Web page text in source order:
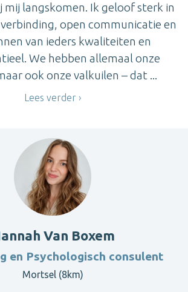
mij langskomen. Ik geloof sterk in
open communicatie en
van ieders kwaliteiten en
We hebben allemaal onze
ook onze valkuilen – dat ...
Lees verder
Van Boxem
en Psychologisch consulent
Mortsel (8km)